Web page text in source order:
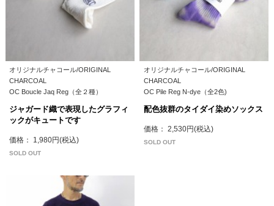
オリジナルチャコール/ORIGINAL
CHARCOAL
OC Boucle Jaq Reg（全２種）
ジャガード織で表現したグラフィ
ックがキュートです
価格： 1,980円(税込)
SOLD OUT
オリジナルチャコール/ORIGINAL
CHARCOAL
OC Pile Reg N-dye（全2色)
配色抜群のタイダイ染めソックス
価格： 2,530円(税込)
SOLD OUT